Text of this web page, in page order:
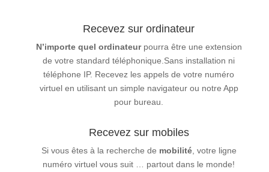
Recevez sur ordinateur
N’importe quel ordinateurpourra être une extension
de votre standard téléphonique.Sans installation ni
téléphone IP. Recevez les appels de votre numéro
virtuel en utilisant un simple navigateur ou notre App
pour bureau.
Recevez sur mobiles
Si vous êtes à la recherche de mobilité, votre ligne
numéro virtuel vous suit … partout dans le monde!